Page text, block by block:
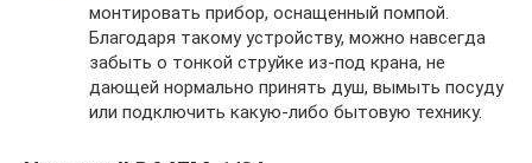
монтировать прибор, оснащенный помпой.
Благодаря такому устройству, можно навсегда
забыть о тонкой струйке из-под крана, не
дающей нормально принять душ, вымыть посуду
или подключить какую-либо бытовую технику.